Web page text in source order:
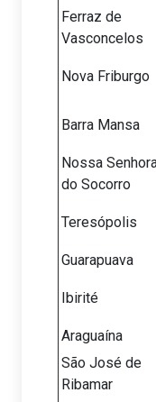
Ferraz de
Vasconcelos
Nova Friburgo
Barra Mansa
Nossa
do Socorro
Teresópolis
Guarapuava
Ibirité
Araguaína
São José de
Ribamar